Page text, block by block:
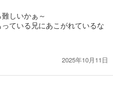
しいかぁ～
ている兄にあこがれているな
2025年10月11日